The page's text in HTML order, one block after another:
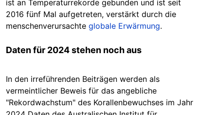
ist an Temperaturrekorde gebunden und ist seit
2016 fünf Mal aufgetreten, verstärkt durch die
menschenverursachte globale Erwärmung.
Daten für 2024 stehen noch aus
In den irreführenden Beiträgen werden als
vermeintlicher Beweis für das angebliche
"Rekordwachstum" des Korallenbewuchses im Jahr